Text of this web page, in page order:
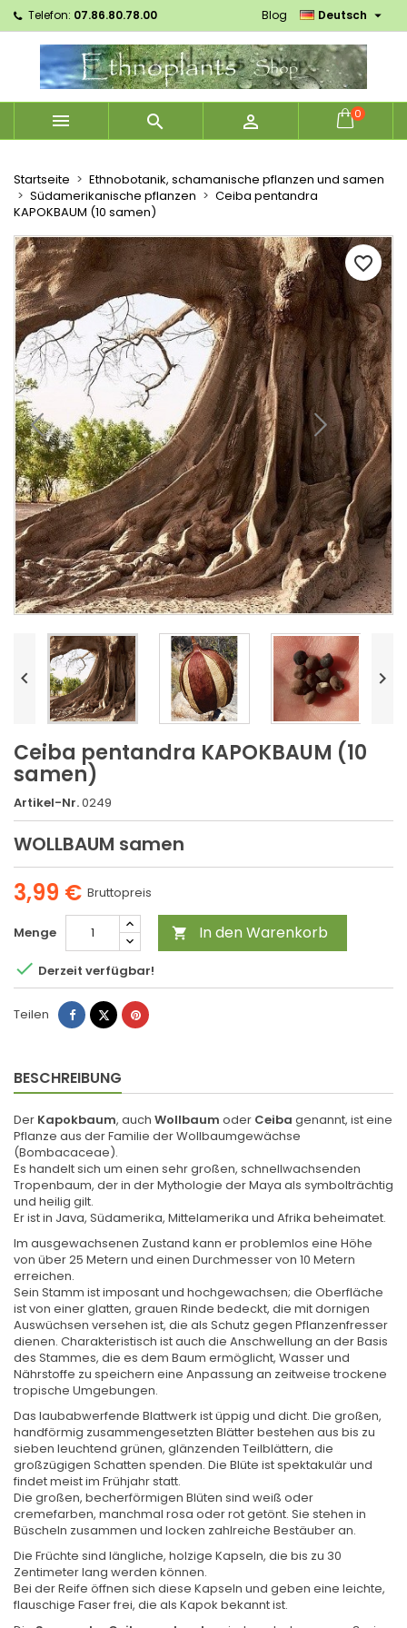
Telefon: 07.86.80.78.00 Deutsch 
Blog
   0
Startseite
Ethnobotanik, schamanische pflanzen und samen
Südamerikanische pflanzen
Ceiba pentandra
KAPOKBAUM (10 samen)
 
Ceiba pentandra KAPOKBAUM (10
samen)
Artikel-Nr.0249
WOLLBAUM samen
3,99 € Bruttopreis
Menge  In den Warenkorb
favorite_border
 Derzeit verfügbar!
Teilen TeilenTweetPinterest
BESCHREIBUNG
Der Kapokbaum, auch Wollbaum oder Ceiba genannt, ist eine
Pflanze aus der Familie der Wollbaumgewächse
(Bombacaceae).
Es handelt sich um einen sehr großen, schnellwachsenden
Tropenbaum, der in der Mythologie der Maya als symbolträchtig
und heilig gilt.
Er ist in Java, Südamerika, Mittelamerika und Afrika beheimatet.
Im ausgewachsenen Zustand kann er problemlos eine Höhe
von über 25 Metern und einen Durchmesser von 10 Metern
erreichen.
Sein Stamm ist imposant und hochgewachsen; die Oberfläche
ist von einer glatten, grauen Rinde bedeckt, die mit dornigen
Auswüchsen versehen ist, die als Schutz gegen Pflanzenfresser
dienen. Charakteristisch ist auch die Anschwellung an der Basis
des Stammes, die es dem Baum ermöglicht, Wasser und
Nährstoffe zu speichern eine Anpassung an zeitweise trockene
tropische Umgebungen.
Das laubabwerfende Blattwerk ist üppig und dicht. Die großen,
handförmig zusammengesetzten Blätter bestehen aus bis zu
sieben leuchtend grünen, glänzenden Teilblättern, die
großzügigen Schatten spenden. Die Blüte ist spektakulär und
findet meist im Frühjahr statt.
Die großen, becherförmigen Blüten sind weiß oder
cremefarben, manchmal rosa oder rot getönt. Sie stehen in
Büscheln zusammen und locken zahlreiche Bestäuber an.
Die Früchte sind längliche, holzige Kapseln, die bis zu 30
Zentimeter lang werden können.
Bei der Reife öffnen sich diese Kapseln und geben eine leichte,
flauschige Faser frei, die als Kapok bekannt ist.
Mes listes d'envies ×
add_circle_outline Créer une nouvelle liste
Wunschliste erstellen ×
Name der Wunschliste
Abbrechen Wunschliste erstellen
Anmelden ×
Sie müssen angemeldet sein, um Artikel Ihrer
Wunschliste hinzufügen zu können.